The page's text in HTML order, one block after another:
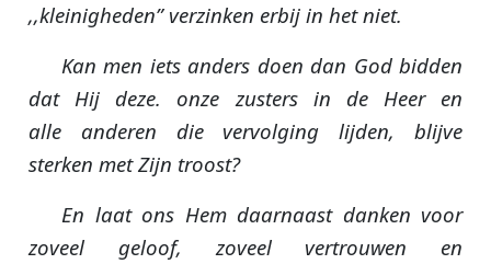
,,kleinigheden” verzinken erbij in het niet.
Kan men iets anders doen dan God bidden
dat Hij deze. onze zusters in de Heer en
alle anderen die vervolging lijden, blijve
sterken met Zijn troost?
En laat ons Hem daarnaast danken voor
zoveel geloof, zoveel vertrouwen en